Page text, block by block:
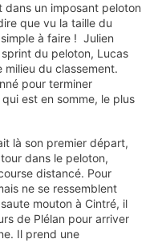
un imposant peloton
que vu la taille du
à faire ! Julien
du peloton, Lucas
milieu du classement.
pour terminer
est en somme, le plus
là son premier départ,
dans le peloton,
distancé. Pour
ne se ressemblent
mouton à Cintré, il
de Plélan pour arriver
Il prend une